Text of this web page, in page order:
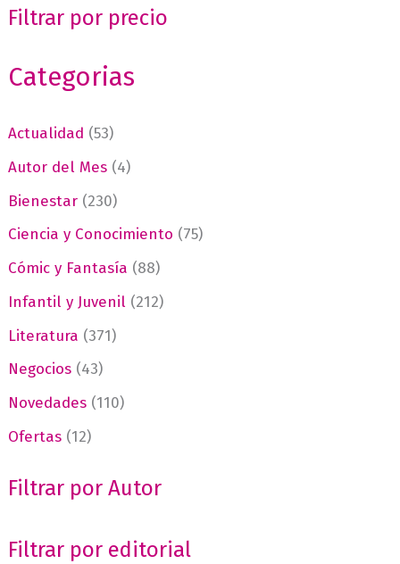
Filtrar por precio
Categorias
Actualidad (53)
Autor del Mes (4)
Bienestar (230)
Ciencia y Conocimiento (75)
Cómic y Fantasía (88)
Infantil y Juvenil (212)
Literatura (371)
Negocios (43)
Novedades (110)
Ofertas (12)
Filtrar por Autor
Filtrar por editorial